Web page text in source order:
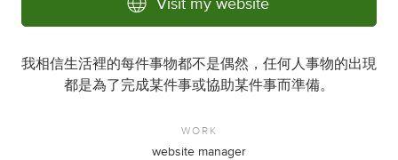
Visit my website
我相信生活裡的每件事物都不是偶然，任何人事物的出現
都是為了完成某件事或協助某件事而準備。
WORK
website manager